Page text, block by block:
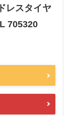
レスタイヤ
705320